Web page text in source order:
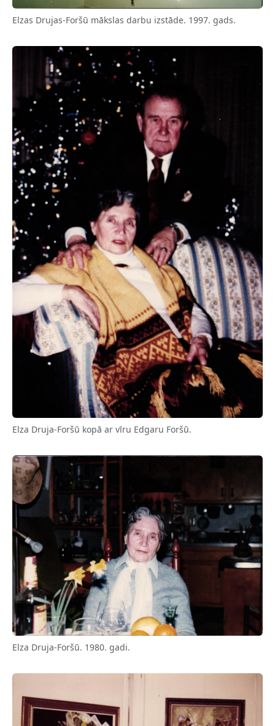
Elzas Drujas-Foršū mākslas darbu izstāde. 1997. gads.
Elza Druja-Foršū kopā ar vīru Edgaru Foršū.
Elza Druja-Foršū. 1980. gadi.